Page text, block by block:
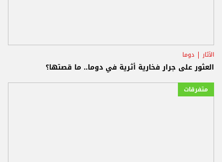
الآثار دوما
العثور على جرار فخارية أثرية في دوما.. ما قصتها؟
متفرقات